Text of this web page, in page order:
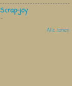
Scrap-joy
-
Alle tonen